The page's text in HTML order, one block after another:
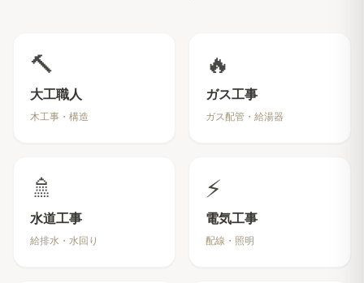
🔨
大工職人
木工事・構造
🔥
ガス工事
ガス配管・給湯器
🚿
水道工事
給排水・水回り
⚡
電気工事
配線・照明